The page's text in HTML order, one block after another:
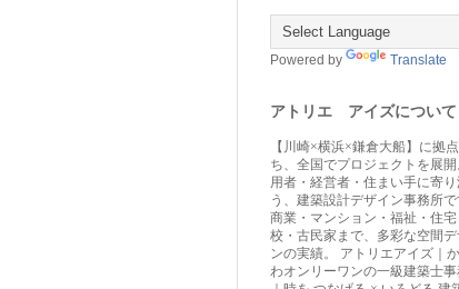
Powered by Translate
アトリエ アイズについて
【川崎×横浜×鎌倉大船】に拠
ち、全国でプロジェクトを展開
用者・経営者・住まい手に寄
う、建築設計デザイン事務所で
商業・マンション・福祉・住
校・古民家まで、多彩な空間デ
ンの実績。 アトリエアイズ｜
わオンリーワンの一級建築士